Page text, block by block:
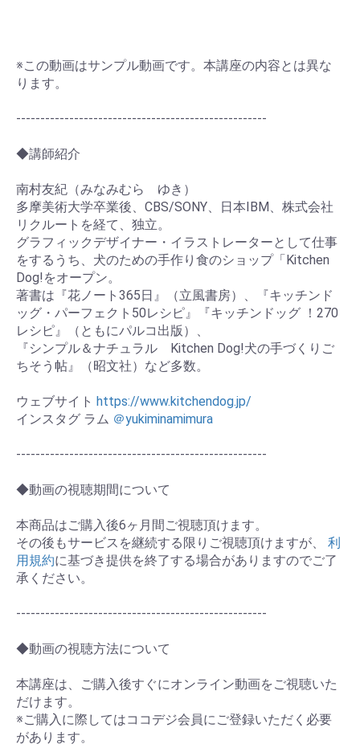
※この動画はサンプル動画です。本講座の内容とは異な
ります。
----------------------------------------------------
◆講師紹介
南村友紀（みなみむら ゆき）
多摩美術大学卒業後、CBS/SONY、日本IBM、株式会社
リクルートを経て、独立。
グラフィックデザイナー・イラストレーターとして仕事
をするうち、犬のための手作り食のショップ「Kitchen
Dog!をオープン。
著書は『花ノート365日』（立風書房）、『キッチンド
ッグ・パーフェクト50レシピ』『キッチンドッグ ！270
レシピ』（ともにパルコ出版）、
『シンプル＆ナチュラル Kitchen Dog!犬の手づくりご
ちそう帖』（昭文社）など多数。
ウェブサイト https://www.kitchendog.jp/
インスタグ ラム ＠yukiminamimura
----------------------------------------------------
◆動画の視聴期間について
本商品はご購入後6ヶ月間ご視聴頂けます。
その後もサービスを継続する限りご視聴頂けますが、 利
用規約に基づき提供を終了する場合がありますのでご了
承ください。
----------------------------------------------------
◆動画の視聴方法について
本講座は、ご購入後すぐにオンライン動画をご視聴いた
だけます。
※ご購入に際してはココデジ会員にご登録いただく必要
があります。